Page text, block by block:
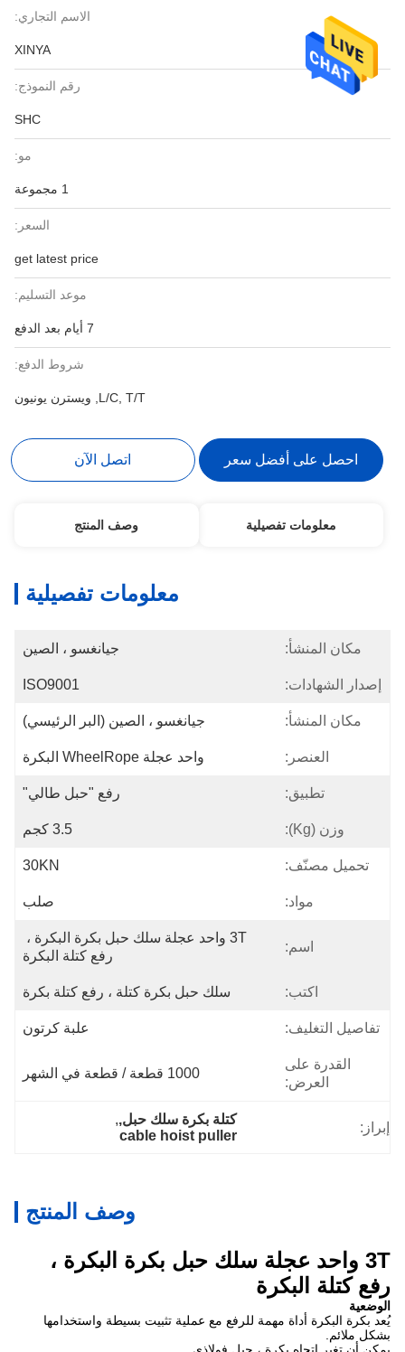
الاسم التجاري:
XINYA
رقم النموذج:
SHC
مو:
السعر:
get latest price
موعد التسليم:
شروط الدفع:
L/C, T/T, ويسترن يونيون
احصل على أفضل سعر اتصل الآن
معلومات تفصيلية وصف المنتج
معلومات تفصيلية
مكان المنشأ: جيانغسو ، الصين
إصدار الشهادات: ISO9001
مكان المنشأ: جيانغسو ، الصين (البر الرئيسي)
العنصر: واحد عجلة WheelRope البكرة
تطبيق: رفع "حبل طالي"
وزن (kg): 3.5 كجم
تحميل مصنّف: 30KN
مواد: صلب
اسم:
3T واحد عجلة سلك حبل بكرة البكرة ،
رفع كتلة البكرة
اكتب: سلك حبل بكرة كتلة ، رفع كتلة بكرة
تفاصيل التغليف: علبة كرتون
القدرة على
العرض:
1000 قطعة / قطعة في الشهر
إبراز:
كتلة بكرة سلك حبل,,
cable hoist puller
وصف المنتج
3T واحد عجلة سلك حبل بكرة البكرة ،
رفع كتلة البكرة
الوضعية
يُعد بكرة البكرة أداة مهمة للرفع مع عملية تثبيت بسيطة واستخدامها
بشكل ملائم.